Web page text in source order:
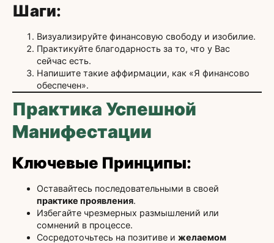
Шаги:
Визуализируйте финансовую свободу и изобилие.
Практикуйте благодарность за то, что у Вас
сейчас есть.
Напишите такие аффирмации, как «Я финансово
обеспечен».
Практика Успешной
Манифестации
Ключевые Принципы:
Оставайтесь последовательными в своей
практике проявления.
Избегайте чрезмерных размышлений или
сомнений в процессе.
Сосредоточьтесь на позитиве и желаемом